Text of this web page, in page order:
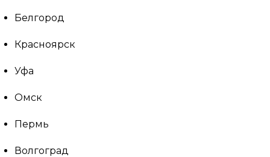
Белгород
Красноярск
Уфа
Омск
Пермь
Волгоград